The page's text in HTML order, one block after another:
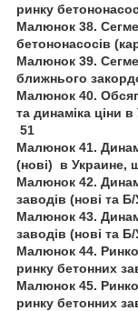
ринку
Малюнок 38.
бетононасосів
Малюнок 39.
ближнього
Малюнок 40.
та динаміка ціни
51
Малюнок 41.
(нові) в Украине,
Малюнок 42.
заводів (нові та
Малюнок 43.
заводів (нові та
Малюнок 44.
ринку бетонних
Малюнок 45.
ринку бетонних